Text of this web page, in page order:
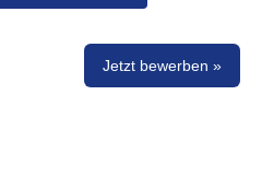
Jetzt bewerben »